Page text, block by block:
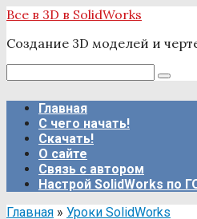
Перейти
контенту
Все в 3D в SolidWorks
Создание 3D моделей и
Главная
С чего начать!
Скачать!
О сайте
Связь с автором
Настрой SolidWorks по
Главная » Уроки SolidWorks